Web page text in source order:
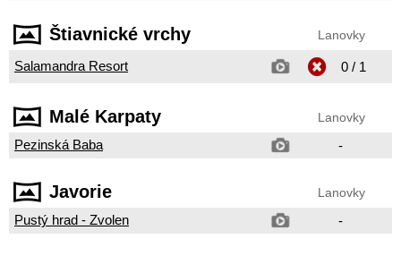
Štiavnické vrchy Lanovky
Salamandra Resort 0 / 1
Malé Karpaty Lanovky
Pezinská Baba -
Javorie Lanovky
Pustý hrad - Zvolen -